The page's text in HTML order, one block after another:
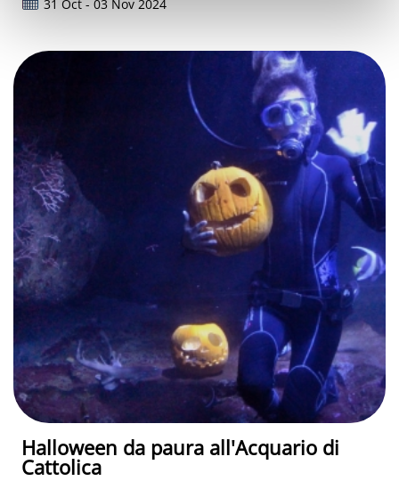
31 Oct - 03 Nov 2024
Halloween da paura all'Acquario di
Cattolica